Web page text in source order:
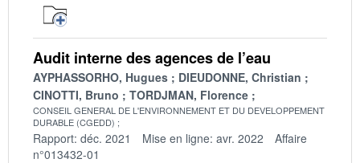
Audit interne des agences de l’eau
AYPHASSORHO, Hugues
DIEUDONNE, Christian
CINOTTI, Bruno
TORDJMAN, Florence
CONSEIL GENERAL DE L'ENVIRONNEMENT ET DU DEVELOPPEMENT
DURABLE (CGEDD)
Rapport: déc. 2021 Mise en ligne: avr. 2022
Affaire
n°013432-01